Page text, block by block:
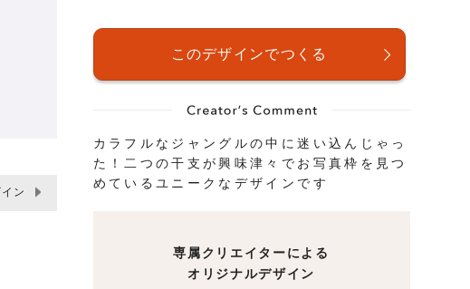
ン
カラフルなジャングルの中に迷い込んじゃっ
た！二つの干支が興味津々でお写真枠を見つ
めているユニークなデザインです
専属クリエイターによる
オリジナルデザイン